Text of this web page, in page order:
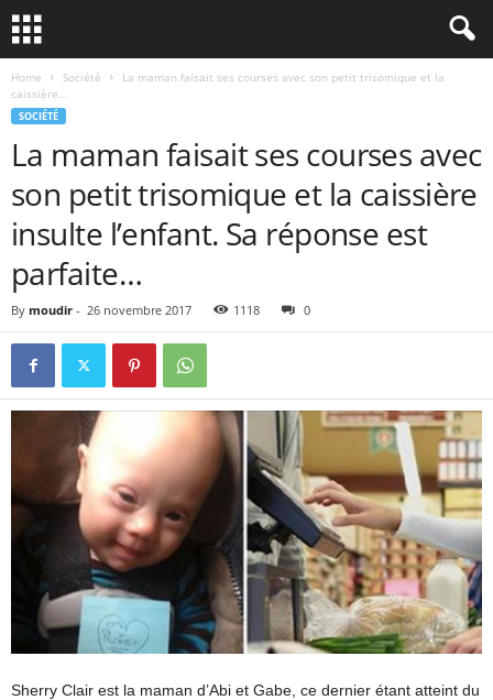
Home Société
La maman faisait ses courses avec son petit trisomique et la
caissière...
SOCIÉTÉ
La maman faisait ses courses avec
son petit trisomique et la caissière
insulte l’enfant. Sa réponse est
parfaite…
By moudir - 26 novembre 2017 1118 0
Sherry Clair est la maman d’Abi et Gabe, ce dernier étant atteint du